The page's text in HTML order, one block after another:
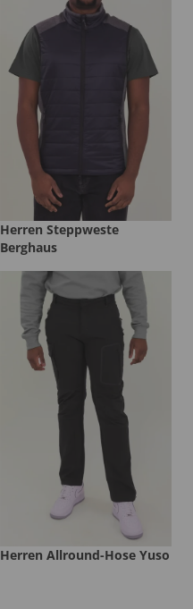
Herren Steppweste
Berghaus
Herren Allround-Hose Yuso